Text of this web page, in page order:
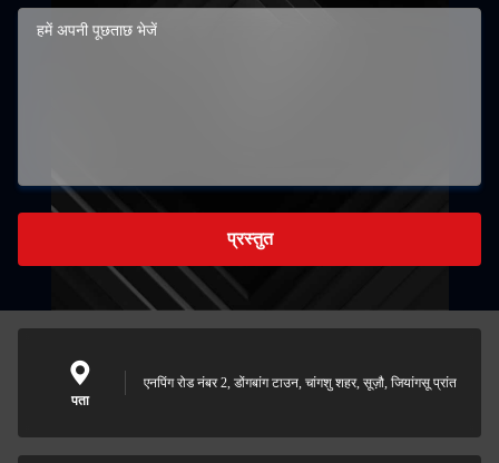
प्रस्तुत
पता
एनपिंग रोड नंबर 2, डोंगबांग टाउन, चांगशु शहर, सूज़ौ, जियांगसू प्रांत